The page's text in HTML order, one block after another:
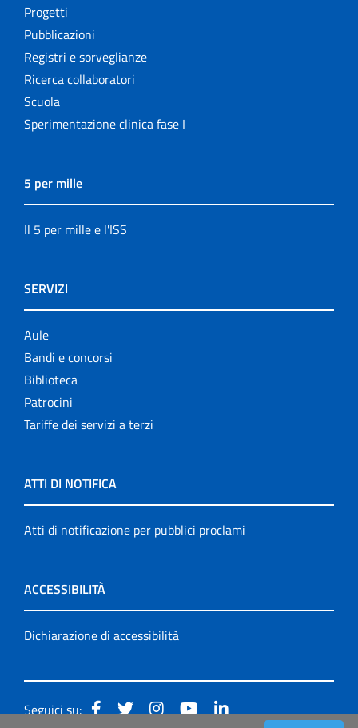
Progetti
Pubblicazioni
Registri e sorveglianze
Ricerca collaboratori
Scuola
Sperimentazione clinica fase I
5 per mille
Il 5 per mille e l'ISS
SERVIZI
Aule
Bandi e concorsi
Biblioteca
Patrocini
Tariffe dei servizi a terzi
ATTI DI NOTIFICA
Atti di notificazione per pubblici proclami
ACCESSIBILITÀ
Dichiarazione di accessibilità
Seguici su: